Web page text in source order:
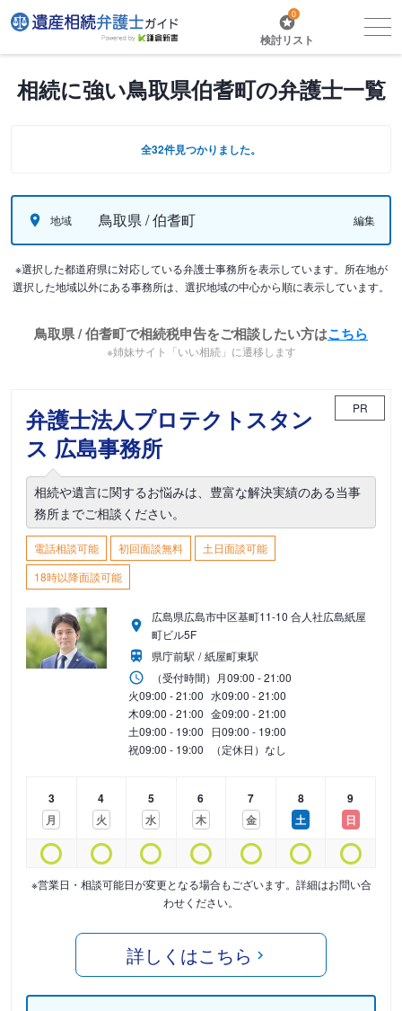
0
検討リスト
相続に強い鳥取県伯耆町の弁護士一覧
全32件見つかりました。
地域 鳥取県 / 伯耆町 編集
※選択した都道府県に対応している弁護士事務所を表示しています。所在地が
選択した地域以外にある事務所は、選択地域の中心から順に表示しています。
鳥取県 / 伯耆町で相続税申告をご相談したい方はこちら
※姉妹サイト「いい相続」に遷移します
弁護士法人プロテクトスタン
ス 広島事務所
PR
相続や遺言に関するお悩みは、豊富な解決実績のある当事
務所までご相談ください。
電話相談可能 初回面談無料
土日面談可能
18時以降面談可能
広島県広島市中区基町11-10 合人社広島紙屋
町ビル5F
県庁前駅
紙屋町東駅
（受付時間） 月09:00 - 21:00
火09:00 - 21:00 水09:00 - 21:00
木09:00 - 21:00 金09:00 - 21:00
土09:00 - 19:00 日09:00 - 19:00
祝09:00 - 19:00 （定休日）なし
3
月
4
火
5
水
6
木
7
金
8
土
9
日
※営業日・相談可能日が変更となる場合もございます。詳細はお問い合
わせください。
詳しくはこちら